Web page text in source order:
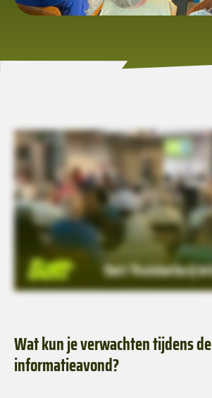
Wat kun je verwachten tijdens de
informatieavond?